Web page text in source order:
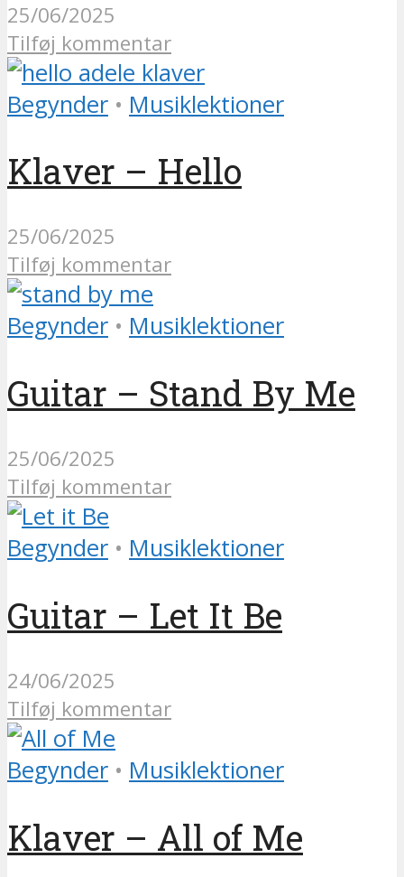
25/06/2025
Tilføj kommentar
Begynder • Musiklektioner
Klaver – Hello
25/06/2025
Tilføj kommentar
Begynder • Musiklektioner
Guitar – Stand By Me
25/06/2025
Tilføj kommentar
Begynder • Musiklektioner
Guitar – Let It Be
24/06/2025
Tilføj kommentar
Begynder • Musiklektioner
Klaver – All of Me